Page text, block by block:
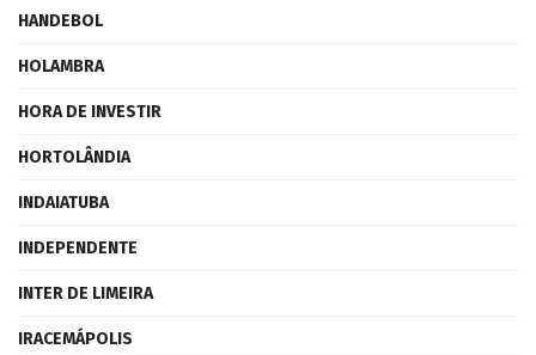
HANDEBOL
HOLAMBRA
HORA DE INVESTIR
HORTOLÂNDIA
INDAIATUBA
INDEPENDENTE
INTER DE LIMEIRA
IRACEMÁPOLIS